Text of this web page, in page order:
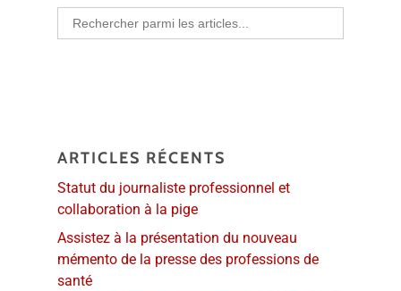
Search
for:
ARTICLES RÉCENTS
Statut du journaliste professionnel et
collaboration à la pige
Assistez à la présentation du nouveau
mémento de la presse des professions de
santé